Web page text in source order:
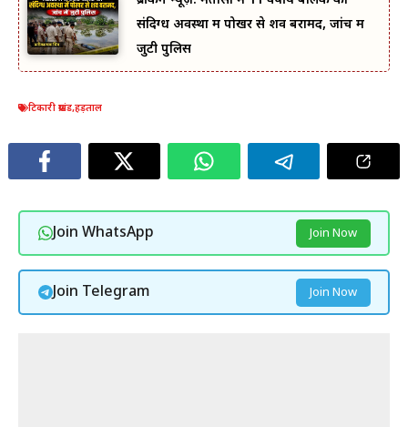
संदिग्ध अवस्था में पोखर से शव बरामद, जांच में
जुटी पुलिस
टिकारी प्रखंड,हड़ताल
Join WhatsApp Join Now
Join Telegram Join Now